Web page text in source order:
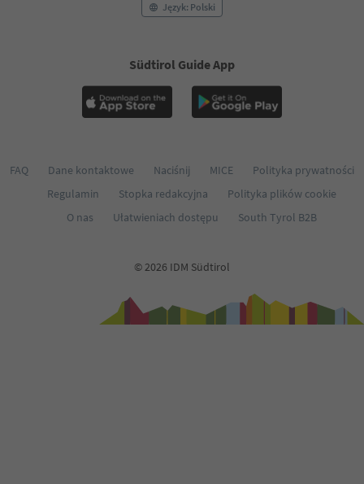
Język: Polski
Südtirol Guide App
FAQ Dane kontaktowe Naciśnij MICE
Polityka prywatności
Regulamin
Stopka redakcyjna
Polityka plików cookie
O nas
Ułatwieniach dostępu South Tyrol B2B
© 2026 IDM Südtirol